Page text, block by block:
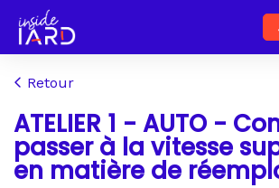
Retour
ATELIER 1 - AUTO -
passer à la vitesse
en matière de